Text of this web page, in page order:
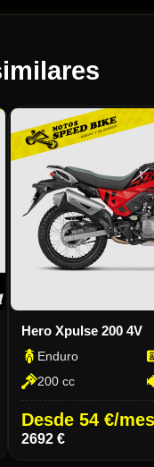
Hero Xpulse 200 4V
Enduro
200 cc
Desde 54 €/mes
2692 €